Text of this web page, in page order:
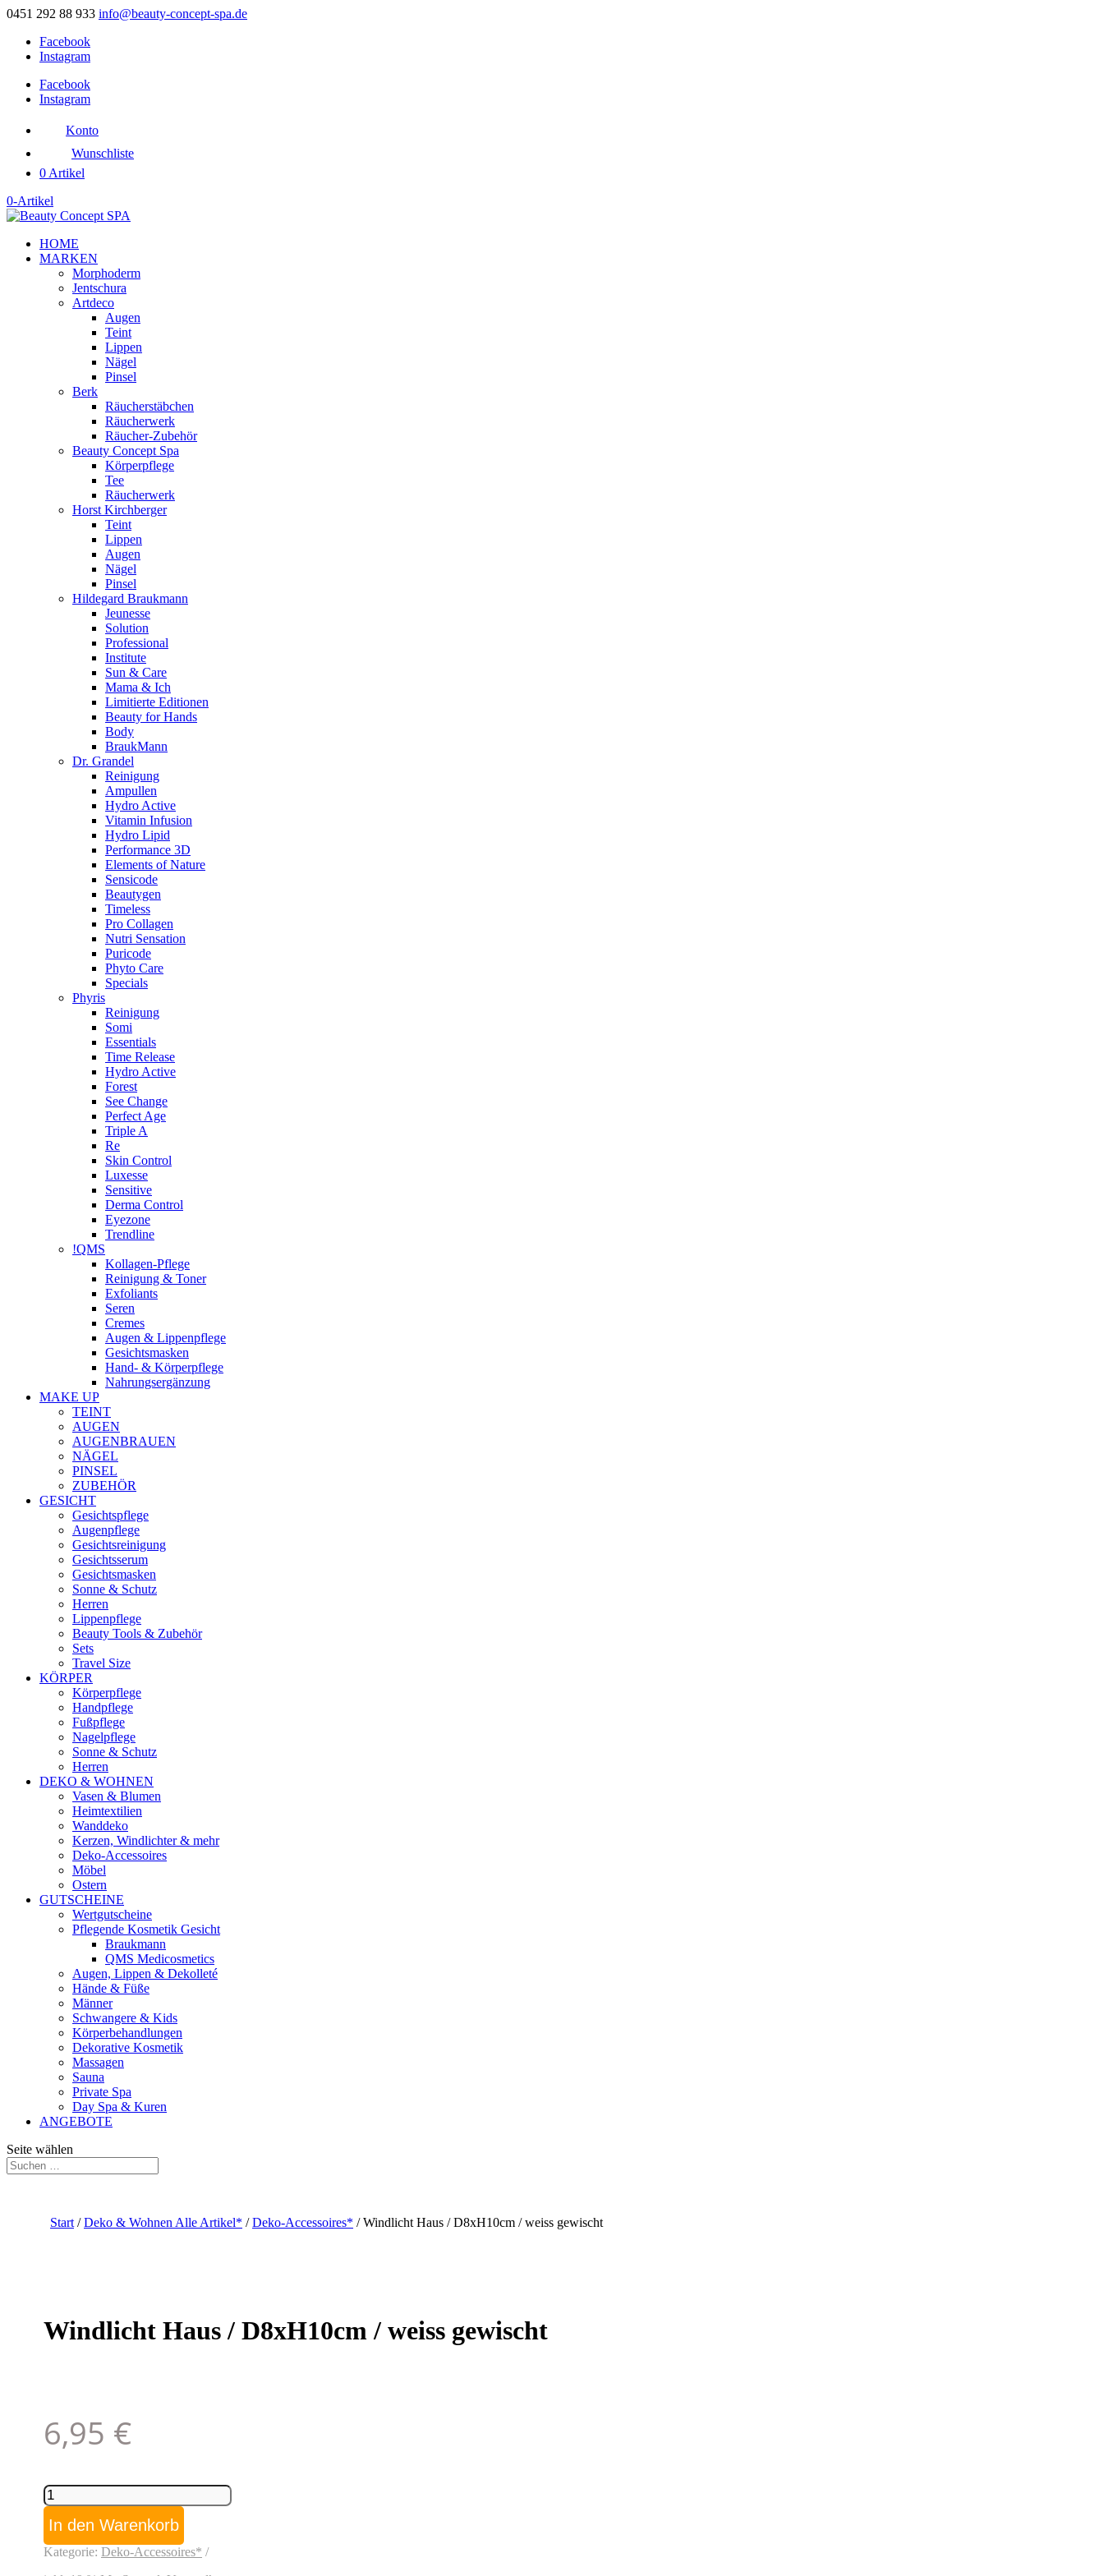
0451 292 88 933 info@beauty-concept-spa.de
Facebook
Instagram
Facebook
Instagram
Konto
Wunschliste
0 Artikel
0-Artikel
HOME
MARKEN
Morphoderm
Jentschura
Artdeco
Augen
Teint
Lippen
Nägel
Pinsel
Berk
Räucherstäbchen
Räucherwerk
Räucher-Zubehör
Beauty Concept Spa
Körperpflege
Tee
Räucherwerk
Horst Kirchberger
Teint
Lippen
Augen
Nägel
Pinsel
Hildegard Braukmann
Jeunesse
Solution
Professional
Institute
Sun & Care
Mama & Ich
Limitierte Editionen
Beauty for Hands
Body
BraukMann
Dr. Grandel
Reinigung
Ampullen
Hydro Active
Vitamin Infusion
Hydro Lipid
Performance 3D
Elements of Nature
Sensicode
Beautygen
Timeless
Pro Collagen
Nutri Sensation
Puricode
Phyto Care
Specials
Phyris
Reinigung
Somi
Essentials
Time Release
Hydro Active
Forest
See Change
Perfect Age
Triple A
Re
Skin Control
Luxesse
Sensitive
Derma Control
Eyezone
Trendline
!QMS
Kollagen-Pflege
Reinigung & Toner
Exfoliants
Seren
Cremes
Augen & Lippenpflege
Gesichtsmasken
Hand- & Körperpflege
Nahrungsergänzung
MAKE UP
TEINT
AUGEN
AUGENBRAUEN
NÄGEL
PINSEL
ZUBEHÖR
GESICHT
Gesichtspflege
Augenpflege
Gesichtsreinigung
Gesichtsserum
Gesichtsmasken
Sonne & Schutz
Herren
Lippenpflege
Beauty Tools & Zubehör
Sets
Travel Size
KÖRPER
Körperpflege
Handpflege
Fußpflege
Nagelpflege
Sonne & Schutz
Herren
DEKO & WOHNEN
Vasen & Blumen
Heimtextilien
Wanddeko
Kerzen, Windlichter & mehr
Deko-Accessoires
Möbel
Ostern
GUTSCHEINE
Wertgutscheine
Pflegende Kosmetik Gesicht
Braukmann
QMS Medicosmetics
Augen, Lippen & Dekolleté
Hände & Füße
Männer
Schwangere & Kids
Körperbehandlungen
Dekorative Kosmetik
Massagen
Sauna
Private Spa
Day Spa & Kuren
ANGEBOTE
Seite wählen
Start /Deko & Wohnen Alle Artikel* /Deko-Accessoires* / Windlicht Haus / D8xH10cm / weiss gewischt
Windlicht Haus / D8xH10cm / weiss gewischt
6,95 €
Windlicht
Haus
D8xH10cm
/
In den Warenkorb
Kategorie: Deko-Accessoires*